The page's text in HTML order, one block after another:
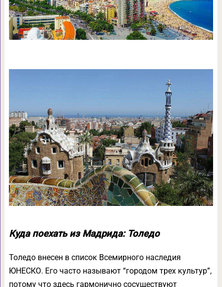
Куда поехать из Мадрида: Толедо
Толедо внесен в список Всемирного наследия
ЮНЕСКО. Его часто называют “городом трех культур”,
потому что здесь гармонично сосуществуют